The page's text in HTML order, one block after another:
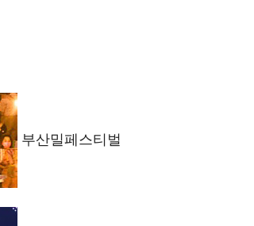
부산밀페스티벌